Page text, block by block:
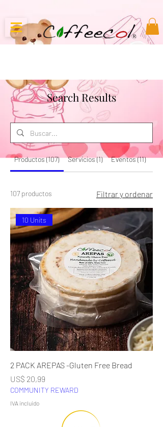
Search Results
Productos (107) Servicios (1) Eventos (11)
107 productos Filtrar y ordenar
10 Units
2 PACK AREPAS -Gluten Free Bread
Precio
US$ 20,99
COMMUNITY REWARD
IVA incluido